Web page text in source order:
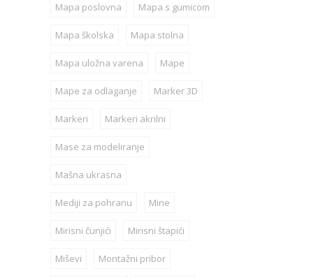
Mapa poslovna Mapa s gumicom
Mapa školska Mapa stolna
Mapa uložna varena Mape
Mape za odlaganje Marker 3D
Markeri Markeri akrilni
Mase za modeliranje
Mašna ukrasna
Mediji za pohranu Mine
Mirisni čunjići Mirisni štapići
Miševi Montažni pribor